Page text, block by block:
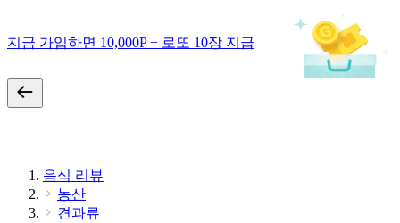
지금 가입하면 10,000P + 로또 10장 지급
음식 리뷰
농산
견과류